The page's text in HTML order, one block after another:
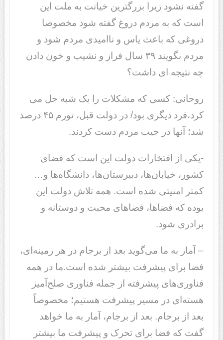
گفته نشود زیرا بزرگترین خیانت به ملت این
است که به مردم دروغ گفته شود مخصوصا
دروغی که باعث یاس و ناامیدی مردم شود و
مردم بگویند ۳۹ سال فراز و نشیب و خون دادن
چه نتیجه ای داشت؟
روحانی: کسی که مشکلات را یک شبه حل می
کرد،فرد دیگری بود/ در دولت قبل، تورم ۴۵ درصد
شد؛ آنها در جیب مردم دست کردند.
-یکی از افتخارات دولت این است که فضای
کشور، خیابان‌ها، دبیرستان‌ها، دانشگاه‌ها و…
کمتر امنیتی شده است. همه تلاش دولت این
بوده که فضاها، فضاهای محبت و دوستانه و
برادری شود.
– آمار به ما می‌گوید بعد از برجام در هر زمینه‌ای،
فضا برای پیشرفت بیشتر شده است.ما در همه
فناوری‌های پیشرفته از جمله فناوری صلح‌آمیز
هسته‌ای در مسیر پیشرفت هستیم؛ مخصوصاً
بعد از برجام. بعد از برجام، آمار به ما خواهد
گفت که فضا برای تحرک و پیشرفت ما بیشتر